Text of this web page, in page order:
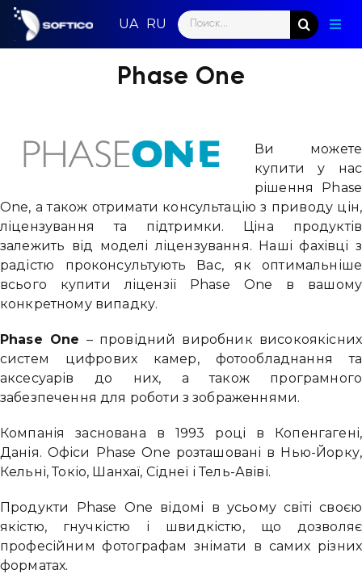
Skip
content
Search
for:
Phase One
Ви можете
купити у нас
рішення Phase
One, а також отримати консультацію з приводу цін,
ліцензування та підтримки. Ціна продуктів
залежить від моделі ліцензування. Наші фахівці з
радістю проконсультують Вас, як оптимальніше
всього купити ліцензії Phase One в вашому
конкретному випадку.
Phase One – провідний виробник високоякісних
систем цифрових камер, фотообладнання та
аксесуарів до них, а також програмного
забезпечення для роботи з зображеннями.
Компанія заснована в 1993 році в Копенгагені,
Данія. Офіси Phase One розташовані в Нью-Йорку,
Кельні, Токіо, Шанхаї, Сіднеї і Тель-Авіві.
Продукти Phase One відомі в усьому світі своєю
якістю, гнучкістю і швидкістю, що дозволяє
професійним фотографам знімати в самих різних
форматах.